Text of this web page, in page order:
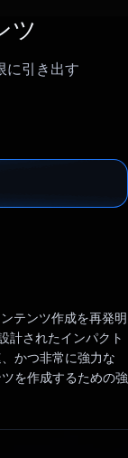
ツ
に引き出す
テンツ作成を再発明
計されたインパクト
かつ非常に強力な
を作成するための強